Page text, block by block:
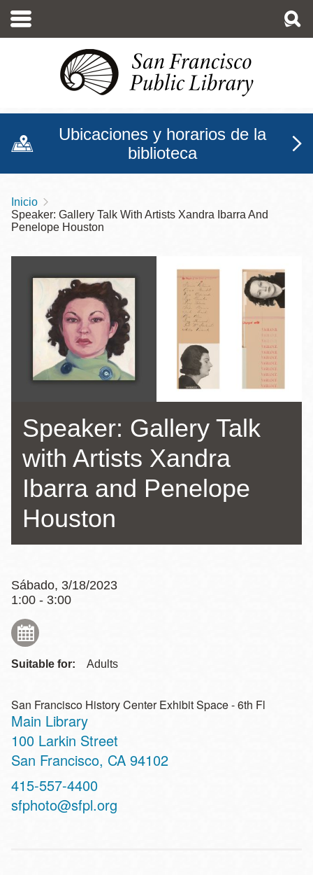
contenido
Ubicaciones y horarios de la
biblioteca
Sobrescribir
enlaces
de
ayuda
navegación
Inicio
Speaker: Gallery Talk With Artists Xandra Ibarra And
Penelope Houston
Speaker: Gallery Talk
with Artists Xandra
Ibarra and Penelope
Houston
Sábado, 3/18/2023
1:00 - 3:00
Suitable for: Adults
San Francisco History Center Exhibit Space - 6th Fl
Main Library
Address
100 Larkin Street
San Francisco, CA 94102
Contact
Telephone
415-557-4400
sfphoto@sfpl.org